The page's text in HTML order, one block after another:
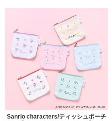
Sanrio characters/ティッシュポーチ